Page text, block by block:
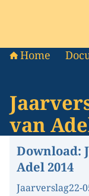
Naar
Home
van
Download:
Adel 2014
Jaarverslag22-